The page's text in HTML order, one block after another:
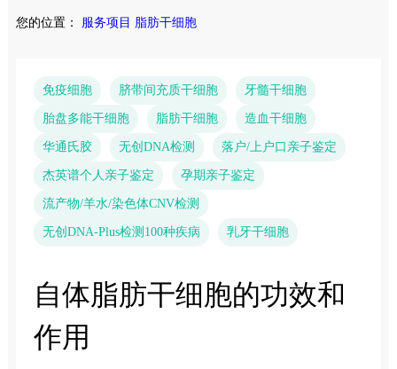
您的位置： 服务项目 脂肪干细胞
免疫细胞 脐带间充质干细胞 牙髓干细胞
胎盘多能干细胞 脂肪干细胞 造血干细胞
华通氏胶 无创DNA检测 落户/上户口亲子鉴定
杰英谱个人亲子鉴定 孕期亲子鉴定
流产物/羊水/染色体CNV检测
无创DNA-Plus检测100种疾病 乳牙干细胞
自体脂肪干细胞的功效和
作用